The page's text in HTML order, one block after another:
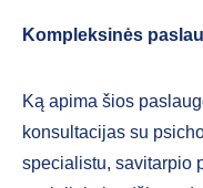
Kompleksinės
Ką apima šios
konsultacijas su
specialis­tu, savitarpio